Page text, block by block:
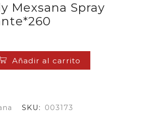
Mexsana Spray
Añadir al carrito
SKU:
003173